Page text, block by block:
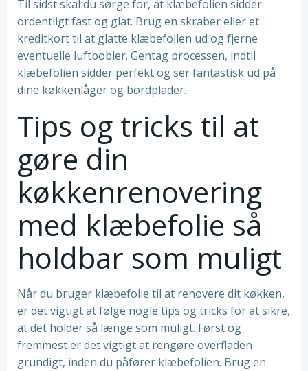
Til sidst skal du sørge for, at klæbefolien sidder
ordentligt fast og glat. Brug en skraber eller et
kreditkort til at glatte klæbefolien ud og fjerne
eventuelle luftbobler. Gentag processen, indtil
klæbefolien sidder perfekt og ser fantastisk ud på
dine køkkenlåger og bordplader.
Tips og tricks til at
gøre din
køkkenrenovering
med klæbefolie så
holdbar som muligt
Når du bruger klæbefolie til at renovere dit køkken,
er det vigtigt at følge nogle tips og tricks for at sikre,
at det holder så længe som muligt. Først og
fremmest er det vigtigt at rengøre overfladen
grundigt, inden du påfører klæbefolien. Brug en